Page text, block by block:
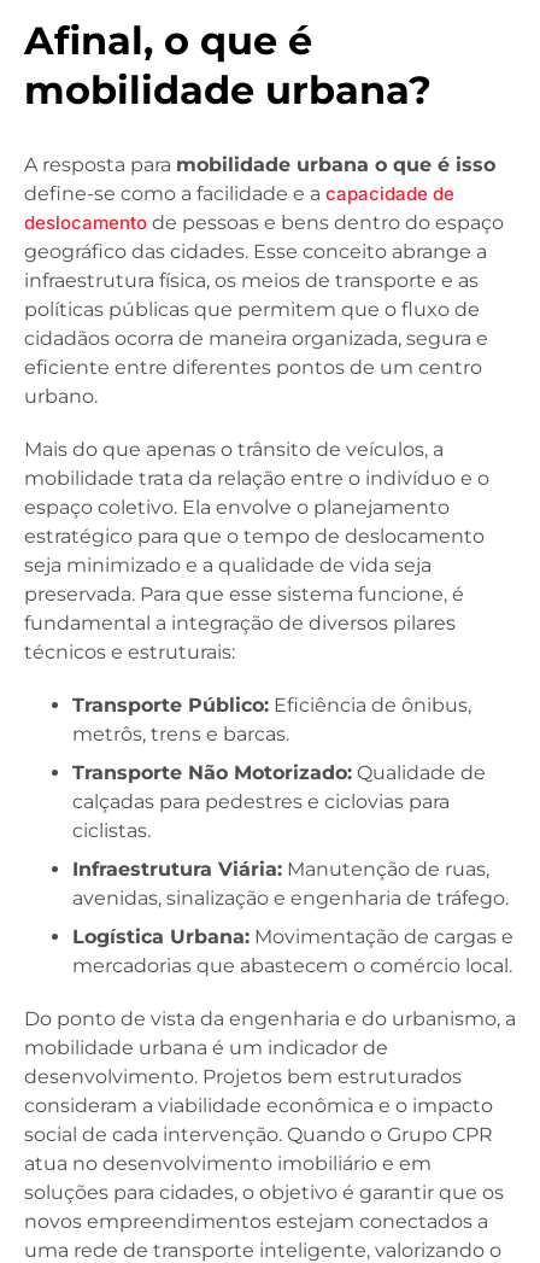
Afinal, o que é
mobilidade urbana?
A resposta para mobilidade urbana o que é isso
define-se como a facilidade e a capacidade de
deslocamento de pessoas e bens dentro do espaço
geográfico das cidades. Esse conceito abrange a
infraestrutura física, os meios de transporte e as
políticas públicas que permitem que o fluxo de
cidadãos ocorra de maneira organizada, segura e
eficiente entre diferentes pontos de um centro
urbano.
Mais do que apenas o trânsito de veículos, a
mobilidade trata da relação entre o indivíduo e o
espaço coletivo. Ela envolve o planejamento
estratégico para que o tempo de deslocamento
seja minimizado e a qualidade de vida seja
preservada. Para que esse sistema funcione, é
fundamental a integração de diversos pilares
técnicos e estruturais:
Transporte Público: Eficiência de ônibus,
metrôs, trens e barcas.
Transporte Não Motorizado: Qualidade de
calçadas para pedestres e ciclovias para
ciclistas.
Infraestrutura Viária: Manutenção de ruas,
avenidas, sinalização e engenharia de tráfego.
Logística Urbana: Movimentação de cargas e
mercadorias que abastecem o comércio local.
Do ponto de vista da engenharia e do urbanismo, a
mobilidade urbana é um indicador de
desenvolvimento. Projetos bem estruturados
consideram a viabilidade econômica e o impacto
social de cada intervenção. Quando o Grupo CPR
atua no desenvolvimento imobiliário e em
soluções para cidades, o objetivo é garantir que os
novos empreendimentos estejam conectados a
uma rede de transporte inteligente, valorizando o